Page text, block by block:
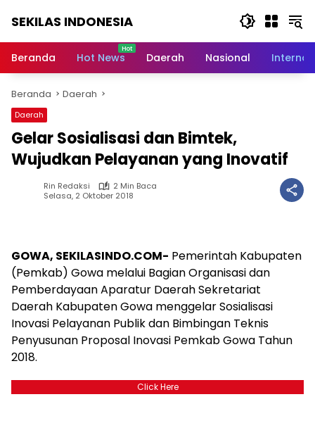
SEKILAS INDONESIA
Terkini,
Latest
World,
Headlines,
News
Today
Beranda Hot News Daerah Nasional
Beranda Daerah
Daerah
Gelar Sosialisasi dan Bimtek,
Wujudkan Pelayanan yang Inovatif
Rin Redaksi
2 Min Baca
Selasa, 2 Oktober 2018
GOWA, SEKILASINDO.COM- Pemerintah Kabupaten
(Pemkab) Gowa melalui Bagian Organisasi dan
Pemberdayaan Aparatur Daerah Sekretariat
Daerah Kabupaten Gowa menggelar Sosialisasi
Inovasi Pelayanan Publik dan Bimbingan Teknis
Penyusunan Proposal Inovasi Pemkab Gowa Tahun
2018.
Click Here